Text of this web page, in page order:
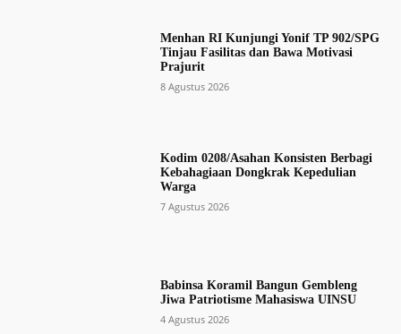
Menhan RI Kunjungi Yonif TP 902/SPG
Tinjau Fasilitas dan Bawa Motivasi
Prajurit
8 Agustus 2026
Kodim 0208/Asahan Konsisten Berbagi
Kebahagiaan Dongkrak Kepedulian
Warga
7 Agustus 2026
Babinsa Koramil Bangun Gembleng
Jiwa Patriotisme Mahasiswa UINSU
4 Agustus 2026